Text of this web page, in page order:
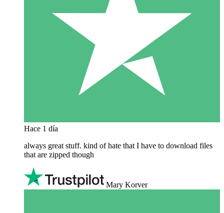
Hace 1 día
always great stuff. kind of hate that I have to download files
that are zipped though
Mary Korver